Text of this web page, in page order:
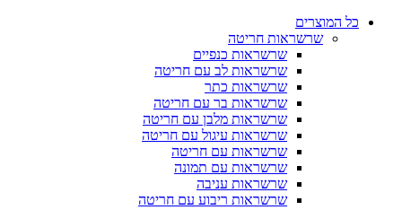
כל המוצרים
שרשראות חריטה
שרשראות כנפיים
שרשראות לב עם חריטה
שרשראות כתר
שרשראות בר עם חריטה
שרשראות מלבן עם חריטה
שרשראות עיגול עם חריטה
שרשראות עם חריטה
שרשראות עם תמונה
שרשראות עניבה
שרשראות ריבוע עם חריטה